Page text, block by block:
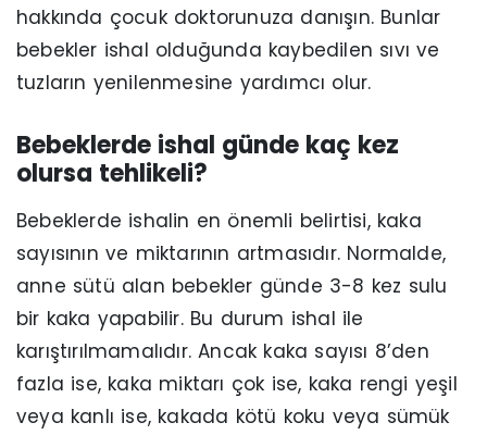
hakkında çocuk doktorunuza danışın. Bunlar
bebekler ishal olduğunda kaybedilen sıvı ve
tuzların yenilenmesine yardımcı olur.
Bebeklerde ishal günde kaç kez
olursa tehlikeli?
Bebeklerde ishalin en önemli belirtisi, kaka
sayısının ve miktarının artmasıdır. Normalde,
anne sütü alan bebekler günde 3-8 kez sulu
bir kaka yapabilir. Bu durum ishal ile
karıştırılmamalıdır. Ancak kaka sayısı 8’den
fazla ise, kaka miktarı çok ise, kaka rengi yeşil
veya kanlı ise, kakada kötü koku veya sümük